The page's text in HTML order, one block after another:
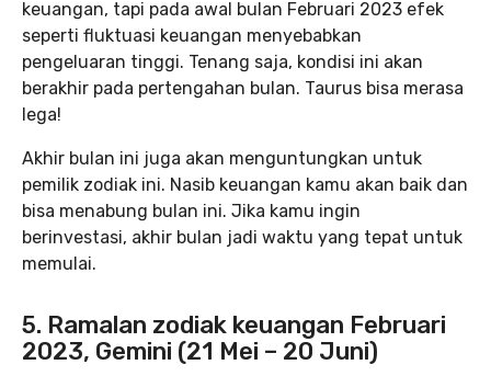
keuangan, tapi pada awal bulan Februari 2023 efek
seperti fluktuasi keuangan menyebabkan
pengeluaran tinggi. Tenang saja, kondisi ini akan
berakhir pada pertengahan bulan. Taurus bisa merasa
lega!
Akhir bulan ini juga akan menguntungkan untuk
pemilik zodiak ini. Nasib keuangan kamu akan baik dan
bisa menabung bulan ini. Jika kamu ingin
berinvestasi, akhir bulan jadi waktu yang tepat untuk
memulai.
5. Ramalan zodiak keuangan Februari
2023, Gemini (21 Mei – 20 Juni)